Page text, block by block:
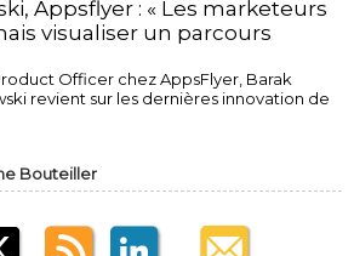
Appsflyer : « Les marketeurs
visualiser un parcours
Officer chez AppsFlyer, ​Barak
revient sur les dernières innovation de
Bouteiller